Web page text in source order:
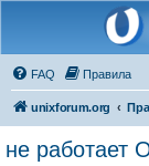
FAQ Правила
unixforum.org
не работает